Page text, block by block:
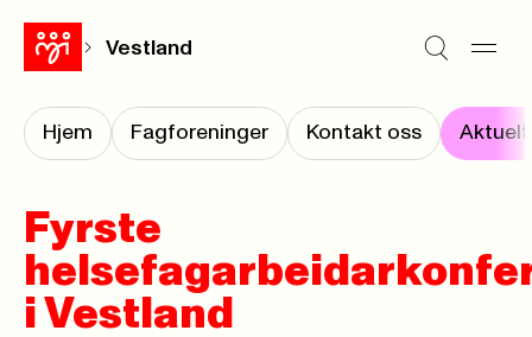
Vestland
Hjem Fagforeninger Kontakt oss Aktuelt
Fyrste
i Vestland